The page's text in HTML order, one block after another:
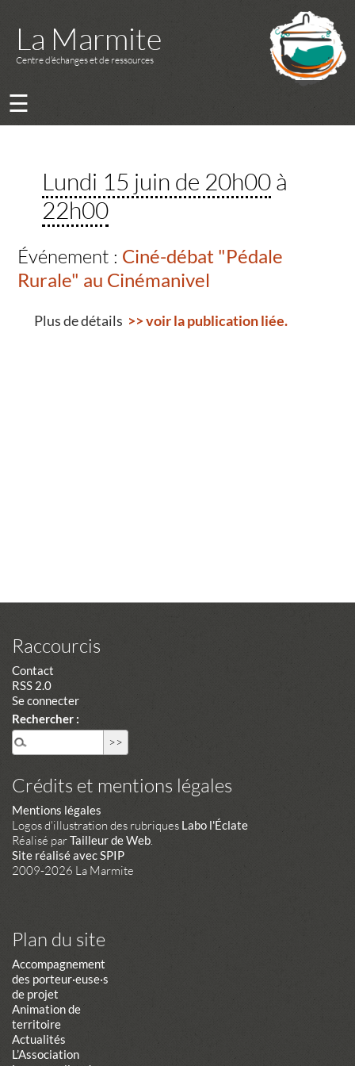
La Marmite
Centre d’échanges et de ressources
☰
Lundi 15 juin de 20h00à
22h00
Événement : Ciné-débat "Pédale
Rurale" au Cinémanivel
Plus de détails >> voir la publication liée.
Raccourcis
Contact
RSS 2.0
Se connecter
Rechercher :
Crédits et mentions légales
Mentions légales
Logos d'illustration des rubriques Labo l'Éclate
Réalisé parTailleur de Web.
Site réalisé avec SPIP
2009-2026 La Marmite
Plan du site
Accompagnement
des porteur·euse·s
de projet
Animation de
territoire
Actualités
L’Association